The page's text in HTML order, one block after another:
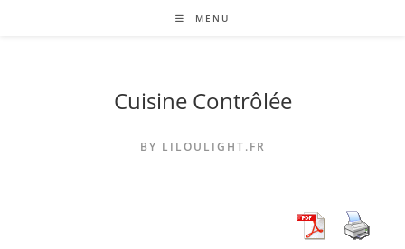
MENU
Cuisine Contrôlée
BY LILOULIGHT.FR